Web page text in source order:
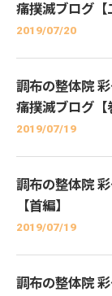
痛撲滅ブログ【
2019/07/20
調布の整体院
痛撲滅ブログ【
2019/07/19
調布の整体院
【首編】
2019/07/19
調布の整体院